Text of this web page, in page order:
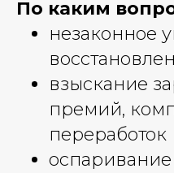
По каким
незаконное
взыскание
премий,
переработок